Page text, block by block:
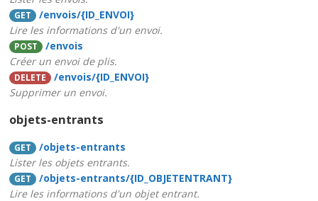
GET
/envois/{ID_ENVOI}
Lire les informations d'un envoi.
POST
/envois
Créer un envoi de plis.
DELETE
/envois/{ID_ENVOI}
Supprimer un envoi.
objets-entrants
GET
/objets-entrants
Lister les objets entrants.
GET
/objets-entrants/{ID_OBJETENTRANT}
Lire les informations d'un objet entrant.